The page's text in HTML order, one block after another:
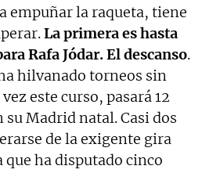
empuñar la raqueta, tiene
La primera es hasta
Rafa Jódar. El descanso.
hilvanado torneos sin
este curso, pasará 12
su Madrid natal. Casi dos
de la exigente gira
ha disputado cinco